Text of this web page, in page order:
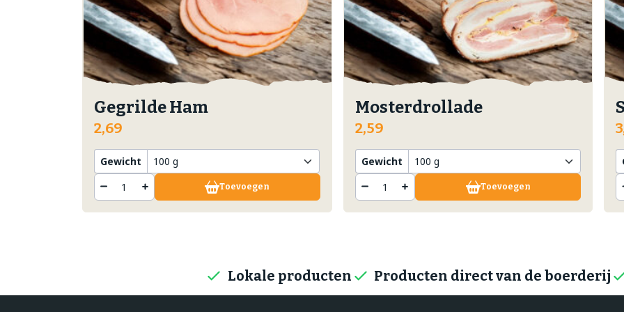
Gegrilde Ham
2,69
Gewicht
Toevoegen
Mosterdrollade
2,59
Gewicht
Toevoegen
Lokale producten Producten direct van de boerderij